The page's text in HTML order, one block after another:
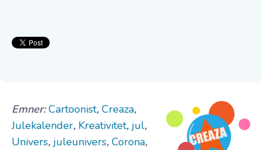
Emner:Cartoonist, Creaza,
Julekalender, Kreativitet, jul,
Univers, juleunivers, Corona,